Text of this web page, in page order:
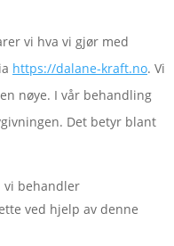
vi hva vi gjør med
https://dalane-kraft.no. Vi
nøye. I vår behandling
Det betyr blant
vi behandler
ved hjelp av denne